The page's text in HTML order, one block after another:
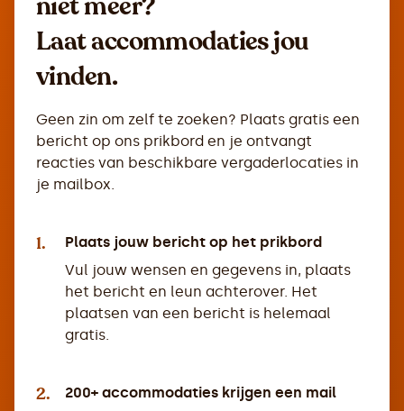
Laat accommodaties jou
vinden.
Geen zin om zelf te zoeken? Plaats gratis een
bericht op ons prikbord en je ontvangt
reacties van beschikbare vergaderlocaties in
je mailbox.
1.
Plaats jouw bericht op het prikbord
Vul jouw wensen en gegevens in, plaats
het bericht en leun achterover. Het
plaatsen van een bericht is helemaal
gratis.
2.
200+ accommodaties krijgen een mail